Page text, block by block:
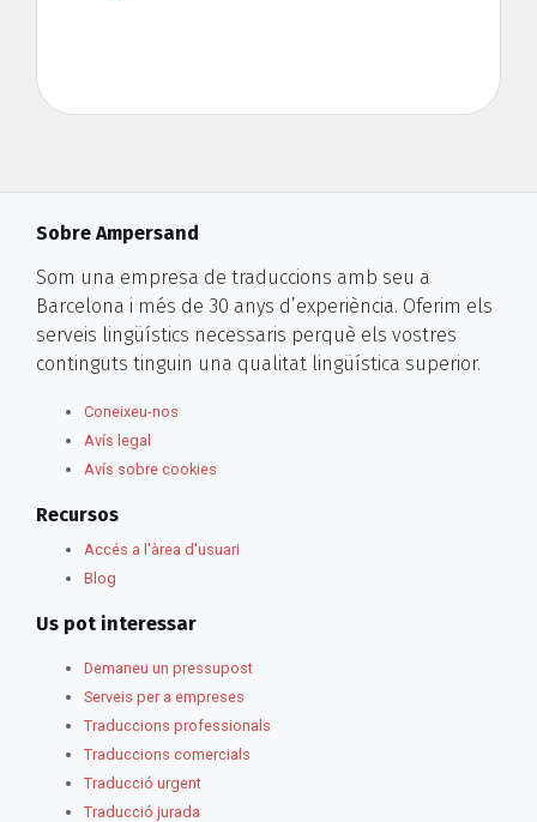
Sobre Ampersand
Som una empresa de traduccions amb seu a
Barcelona i més de 30 anys d’experiència. Oferim els
serveis lingüístics necessaris perquè els vostres
continguts tinguin una qualitat lingüística superior.
Coneixeu-nos
Avís legal
Avís sobre cookies
Recursos
Accés a l'àrea d'usuari
Blog
Us pot interessar
Demaneu un pressupost
Serveis per a empreses
Traduccions professionals
Traduccions comercials
Traducció urgent
Traducció jurada